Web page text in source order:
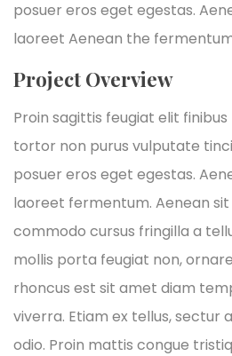
posuer eros eget egestas.
laoreet Aenean the
Project Overview
Proin sagittis feugiat elit
tortor non purus vulputate
posuer eros eget egestas.
laoreet fermentum. Aenean
commodo cursus fringilla a
mollis porta feugiat non,
rhoncus est sit amet diam
viverra. Etiam ex tellus, sectur
odio. Proin mattis congue